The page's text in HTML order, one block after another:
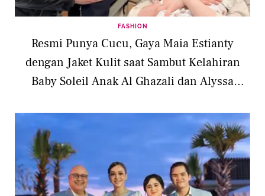
FASHION
Resmi Punya Cucu, Gaya Maia Estianty
dengan Jaket Kulit saat Sambut Kelahiran
Baby Soleil Anak Al Ghazali dan Alyssa